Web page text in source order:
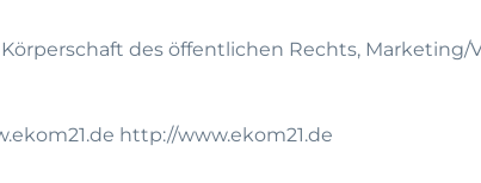
Körperschaft des öffentlichen Rechts, Marketing/
http://www.ekom21.de